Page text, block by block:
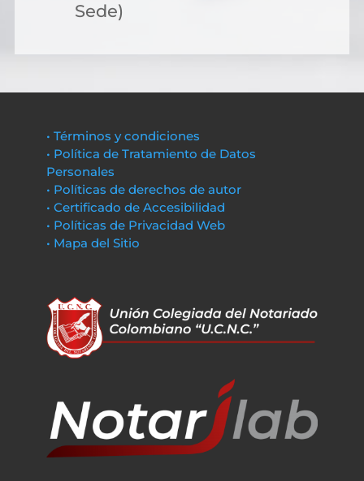
Sede)
• Términos y condiciones
• Política de Tratamiento de Datos
Personales
• Políticas de derechos de autor
• Certificado de Accesibilidad
• Políticas de Privacidad Web
• Mapa del Sitio